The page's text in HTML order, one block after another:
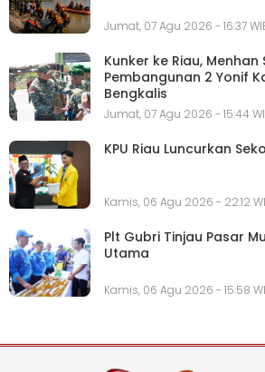
Jumat, 07 Agu 2026 - 16:37
Kunker ke Riau, Menhan
Pembangunan 2 Yonif
Bengkalis
Jumat, 07 Agu 2026 - 15:44
KPU Riau Luncurkan
Kamis, 06 Agu 2026 - 22:12
Plt Gubri Tinjau Pasar
Utama
Kamis, 06 Agu 2026 - 15:58